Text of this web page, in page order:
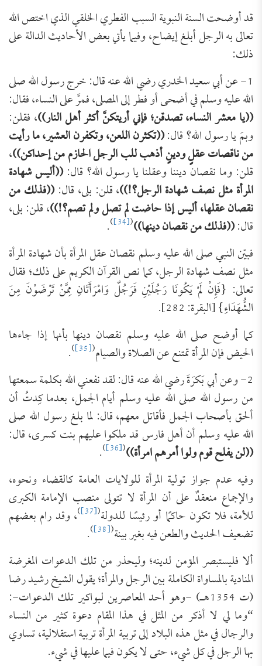
قد أوضحت السنة النبوية السبب الفطري الخلقي الذي اختص الله
تعالى به الرجل أبلغ إيضاح، وفيما يأتي بعض الأحاديث الدالة على
ذلك:
1- عن أبي سعيد الخدري رضي الله عنه قال: خرج رسول الله صلى
الله عليه وسلم في أضحى أو فطر إلى المصلى، فمرَّ على النساء، فقال:
((يا معشر النساء، تصدقن؛ فإني أريتكنَّ أكثر أهل النار))، فقلن:
وبمَ يا رسول الله؟ قال:((تكثرن اللعن، وتكفرن العشير، ما رأيت
من ناقصات عقلٍ ودينٍ أذهب للب الرجل الحازم من إحداكن))،
قلن: وما نقصان ديننا وعقلنا يا رسول الله؟ قال:((أليس شهادة
المرأة مثل نصف شهادة الرجل؟!))، قلن: بلى، قال:((فذلك من
نقصان عقلها، أليس إذا حاضت لم تصل ولم تصم؟!))، قلن: بلى،
قال:((فذلك من نقصان دينها))(
[34]
)
.
فبيّن النبي صلى الله عليه وسلم نقصان عقل المرأة بأن شهادة المرأة
مثل نصف شهادة الرجل، كما نص القرآن الكريم على ذلك؛ فقال
تعالى: {فَإِنْ لَمْ يَكُونَا رَجُلَيْنِ فَرَجُلٌ وَامْرَأَتَانِ مِمَّنْ تَرْضَوْنَ مِنَ
الشُّهَدَاءِ} [البقرة: 282].
كما أوضح صلى الله عليه وسلم نقصان دينها بأنها إذا جاءها
الحيض فإن المرأة تمتنع عن الصلاة والصيام(
[35]
)
.
2- وعن أبي بَكرَةَ رضي الله عنه قال: لقد نفعني الله بكلمة سمعتها
من رسول الله صلى الله عليه وسلم أيام الجمل، بعدما كِدتُ أن
ألحق بأصحاب الجمل فأقاتل معهم، قال: لما بلغ رسول الله صلى
الله عليه وسلم أن أهل فارس قد ملكوا عليهم بنت كسرى، قال:
((لن يفلح قوم ولوا أمرهم امرأة))(
[36]
)
.
وفيه عدم جواز تولية المرأة للولايات العامة كالقضاء ونحوه،
والإجماع منعقدٌ على أن المرأة لا تتولى منصب الإمامة الكبرى
للأمة، فلا تكون حاكمًا أو رئيسًا للدولة(
[37]
)، وقد رام بعضهم
تضعيف الحديث والطعن فيه بغير بينة(
[38]
)
.
ألا فليستبصر المؤمن لدينه؛ وليحذر من تلك الدعوات المغرضة
المنادية بالمساواة الكاملة بين الرجل والمرأة؛ يقول الشيخ رشيد رضا
(ت 1354هـ) -وهو أحد المعاصرين لبواكير تلك الدعوات-:
“وما لي لا أذكر من المثل في هذا المقام دعوة كثير من النساء
والرجال في مثل هذه البلاد إلى تربية المرأة تربية استقلالية، تساوي
بها الرجل في كل شيء، حتى لا يكون فيما عليها في شيء.